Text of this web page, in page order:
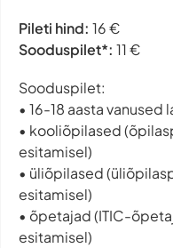
Pileti hind: 16 €
Sooduspilet*: 11 €
Sooduspilet:
• 16-18 aasta vanused
• kooliõpilased
esitamisel)
• üliõpilased
esitamisel)
• õpetajad (ITIC-
esitamisel)